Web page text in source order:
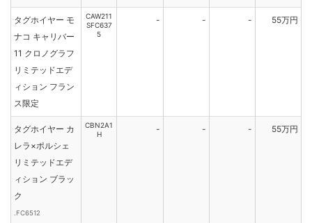
タグホイヤー モ
ナコ キャリバー
11 クロノグラフ
リミテッドエデ
ィション フラン
ス限定
CAW211
SFC637
5
- - - 55万円
タグホイヤー カ
レラ×ポルシェ
リミテッドエデ
ィション ブラッ
ク
.FC6512
CBN2A1
H
- - - 55万円